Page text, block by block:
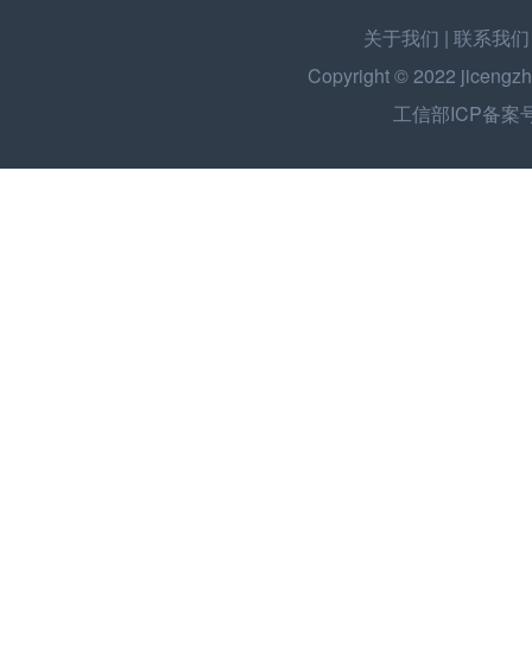
关于我们 | 联系我们
Copyright © 2022
工信部ICP备案